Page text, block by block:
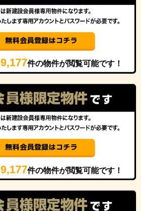
9,177件の物件が閲覧可能です！
9,177件の物件が閲覧可能です！